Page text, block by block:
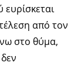
από τον
στο θύμα,